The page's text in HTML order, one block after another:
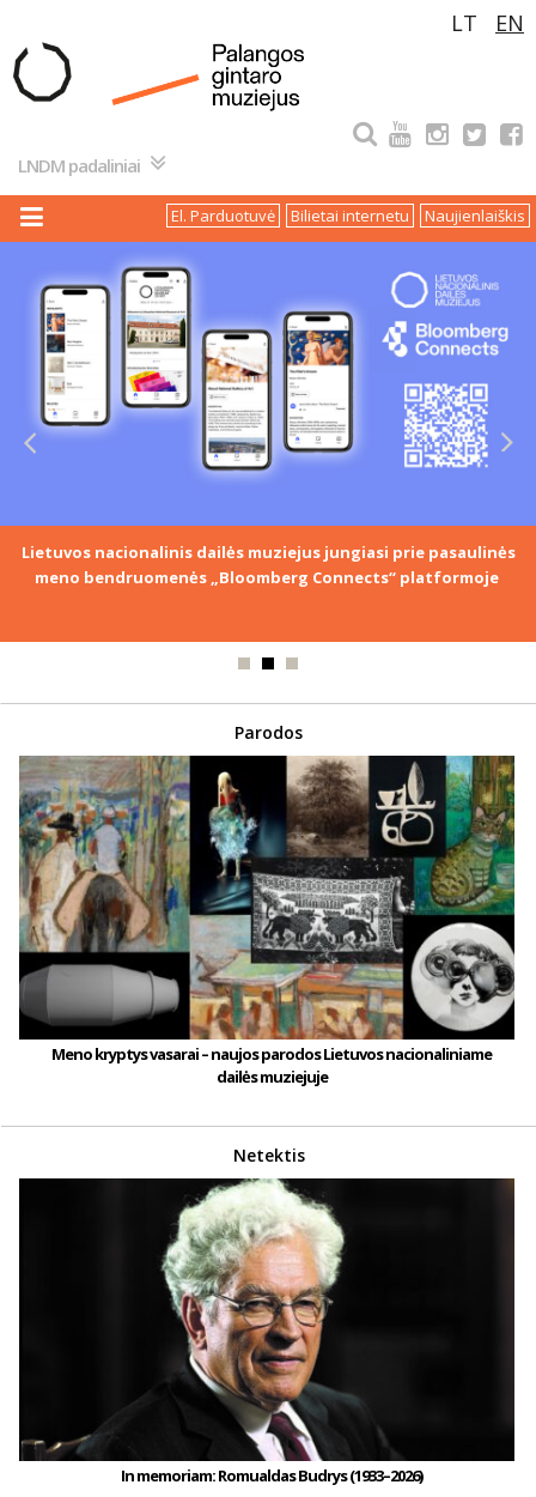
turinio
LT EN
LNDM padaliniai
Naujienlaiškis
Bilietai internetu
El. Parduotuvė
Lietuvos nacionalinis dailės muziejus jungiasi prie pasaulinės
meno bendruomenės „Bloomberg Connects“ platformoje
Parodos
Meno kryptys vasarai – naujos parodos Lietuvos nacionaliniame
dailės muziejuje
Netektis
In memoriam: Romualdas Budrys (1933–2026)